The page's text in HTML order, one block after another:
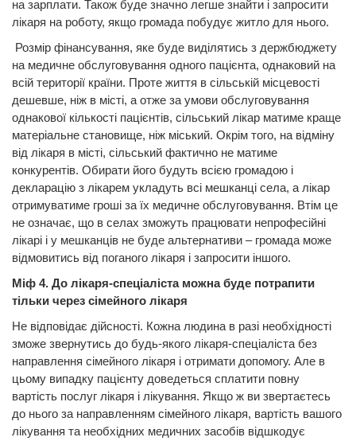
на зарплати. Також буде значно легше знайти і запросити
лікаря на роботу, якщо громада побудує житло для нього.
Розмір фінансування, яке буде виділятись з держбюджету
на медичне обслуговування одного пацієнта, однаковий на
всій території країни. Проте життя в сільській місцевості
дешевше, ніж в місті, а отже за умови обслуговування
однакової кількості пацієнтів, сільський лікар матиме краще
матеріальне становище, ніж міський. Окрім того, на відміну
від лікаря в місті, сільський фактично не матиме
конкурентів. Обирати його будуть всією громадою і
декларацію з лікарем укладуть всі мешканці села, а лікар
отримуватиме гроші за їх медичне обслуговування. Втім це
не означає, що в селах зможуть працювати непрофесійні
лікарі і у мешканців не буде альтернативи – громада може
відмовитись від поганого лікаря і запросити іншого.
Міф 4. До лікаря-спеціаліста можна буде потрапити
тільки через сімейного лікаря
Не відповідає дійсності. Кожна людина в разі необхідності
зможе звернутись до будь-якого лікаря-спеціаліста без
направлення сімейного лікаря і отримати допомогу. Але в
цьому випадку пацієнту доведеться сплатити повну
вартість послуг лікаря і лікування. Якщо ж ви звертаєтесь
до нього за направленням сімейного лікаря, вартість вашого
лікування та необхідних медичних засобів відшкодує